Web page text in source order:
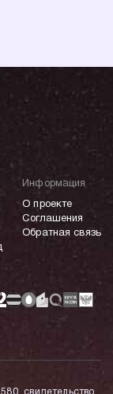
Информация
О проекте
Соглашения
Обратная связь
свидетельство